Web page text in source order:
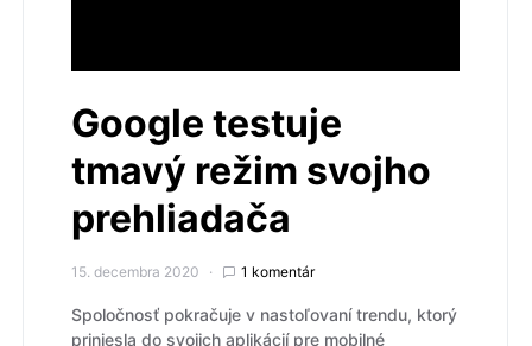
Google testuje
tmavý režim svojho
prehliadača
15. decembra 2020 1 komentár
Spoločnosť pokračuje v nastoľovaní trendu, ktorý
priniesla do svojich aplikácií pre mobilné